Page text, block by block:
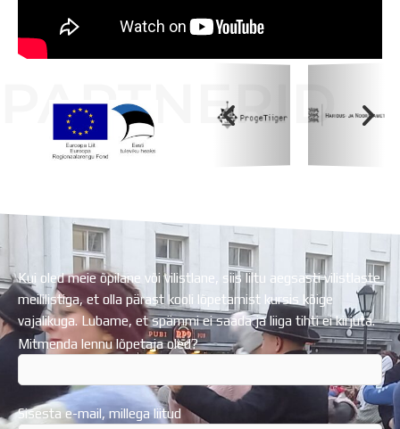
PARTNERID
Kui oled meie õpilane või vilistlane, siis liitu aegsasti vilistlaste
meililistiga, et olla pärast kooli lõpetamist kursis kõige
vajalikuga. Lubame, et spämmi ei saada ja liiga tihti ei kirjuta.
Mitmenda lennu lõpetaja oled?
Sisesta e-mail, millega liitud